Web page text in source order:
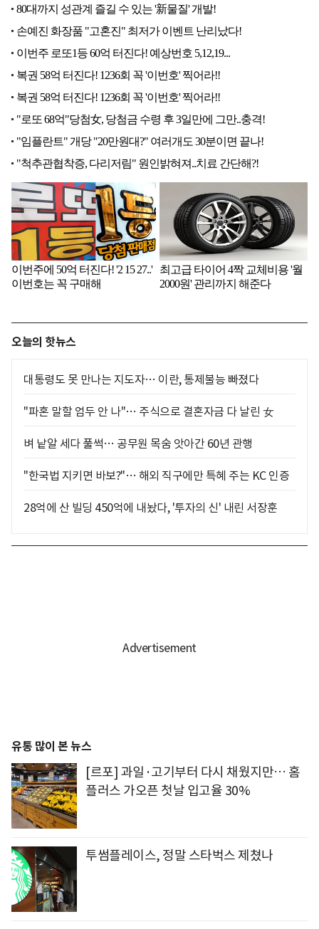
오늘의 핫뉴스
대통령도 못 만나는 지도자… 이란, 통제불능 빠졌다
"파혼 말할 엄두 안 나"… 주식으로 결혼자금 다 날린 女
벼 낱알 세다 풀썩… 공무원 목숨 앗아간 60년 관행
"한국법 지키면 바보?"… 해외 직구에만 특혜 주는 KC 인증
28억에 산 빌딩 450억에 내놨다, '투자의 신' 내린 서장훈
유통 많이 본 뉴스
[르포] 과일·고기부터 다시 채웠지만… 홈
플러스 가오픈 첫날 입고율 30%
투썸플레이스, 정말 스타벅스 제쳤나